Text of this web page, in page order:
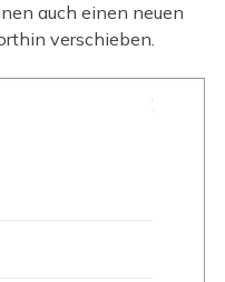
auch einen neuen
verschieben.